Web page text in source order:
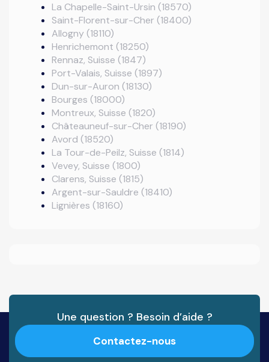
La Chapelle-Saint-Ursin (18570)
Saint-Florent-sur-Cher (18400)
Allogny (18110)
Henrichemont (18250)
Rennaz, Suisse (1847)
Port-Valais, Suisse (1897)
Dun-sur-Auron (18130)
Bourges (18000)
Montreux, Suisse (1820)
Châteauneuf-sur-Cher (18190)
Avord (18520)
La Tour-de-Peilz, Suisse (1814)
Vevey, Suisse (1800)
Clarens, Suisse (1815)
Argent-sur-Sauldre (18410)
Lignières (18160)
Une question ? Besoin d’aide ?
Contactez-nous